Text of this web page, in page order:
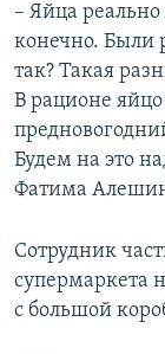
– Яйца
конечно. Были
так? Такая
В рационе
Будем на это
Фатима
Сотрудник
супермаркета
с большой